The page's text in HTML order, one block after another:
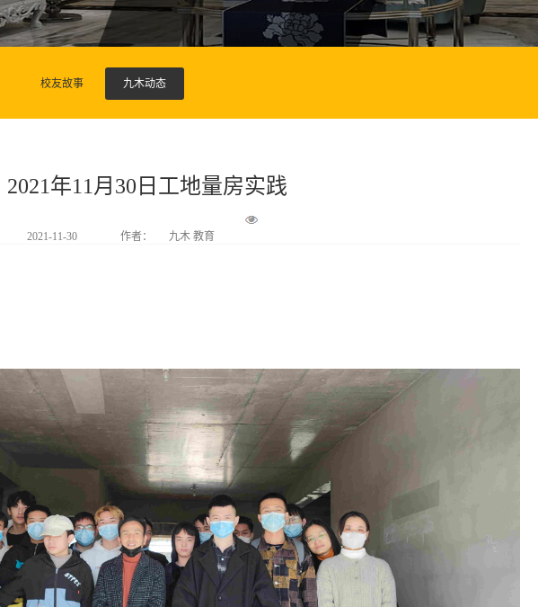
校友故事 九木动态
2021年11月30日工地量房实践
2021-11-30 作者： 九木 教育